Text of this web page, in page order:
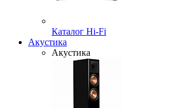
Каталог Hi-Fi
Акустика
Акустика